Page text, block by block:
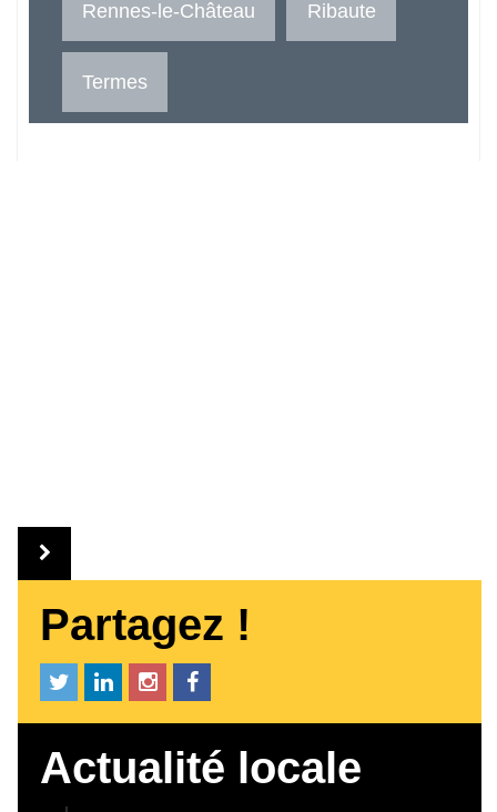
Rennes-le-Château Ribaute
Termes
Partagez !
Actualité locale